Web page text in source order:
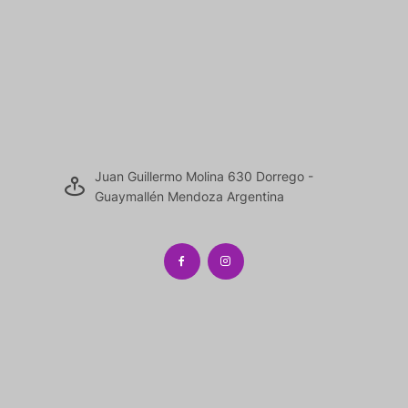
Juan Guillermo Molina 630 Dorrego -
Guaymallén Mendoza Argentina